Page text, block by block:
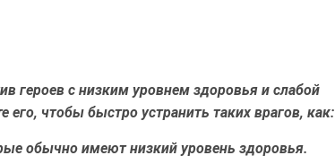
героев с низким уровнем здоровья и слабой
его, чтобы быстро устранить таких врагов, как:
обычно имеют низкий уровень здоровья.